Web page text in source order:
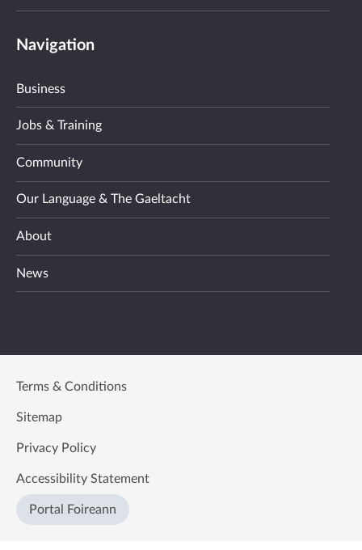
Navigation
Business
Jobs & Training
Community
Our Language & The Gaeltacht
About
News
Terms & Conditions
Sitemap
Privacy Policy
Accessibility Statement
Portal Foireann